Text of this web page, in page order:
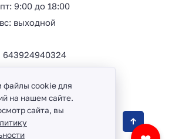
9:00 до 18:00
выходной
сантехники и комплектующих
области ©
файлы cookie для
на нашем сайте.
сайта, вы